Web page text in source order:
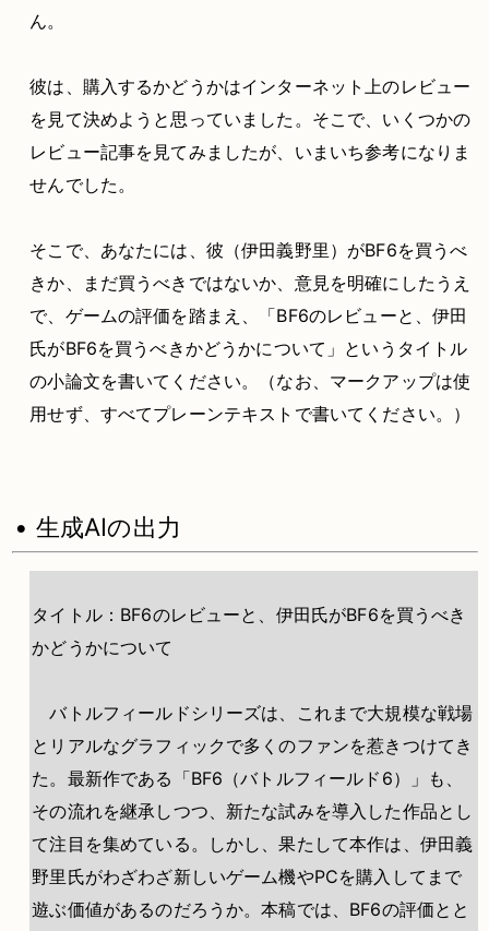
ん。
彼は、購入するかどうかはインターネット上のレビュー
を見て決めようと思っていました。そこで、いくつかの
レビュー記事を見てみましたが、いまいち参考になりま
せんでした。
そこで、あなたには、彼（伊田義野里）がBF6を買うべ
きか、まだ買うべきではないか、意見を明確にしたうえ
で、ゲームの評価を踏まえ、「BF6のレビューと、伊田
氏がBF6を買うべきかどうかについて」というタイトル
の小論文を書いてください。（なお、マークアップは使
用せず、すべてプレーンテキストで書いてください。）
• 生成AIの出力
タイトル：BF6のレビューと、伊田氏がBF6を買うべき
かどうかについて
バトルフィールドシリーズは、これまで大規模な戦場
とリアルなグラフィックで多くのファンを惹きつけてき
た。最新作である「BF6（バトルフィールド6）」も、
その流れを継承しつつ、新たな試みを導入した作品とし
て注目を集めている。しかし、果たして本作は、伊田義
野里氏がわざわざ新しいゲーム機やPCを購入してまで
遊ぶ価値があるのだろうか。本稿では、BF6の評価とと